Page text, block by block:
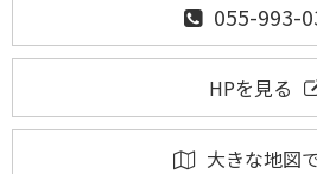
055-993-
HPを見る
大きな地図